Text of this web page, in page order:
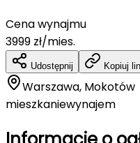
Cena wynajmu
3999 zł/mies.
Udostępnij Kopiuj
Warszawa, Mokotów
mieszkaniewynajem